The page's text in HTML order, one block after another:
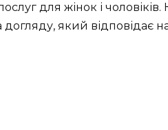
для жінок і чоловіків.
догляду, який відповідає